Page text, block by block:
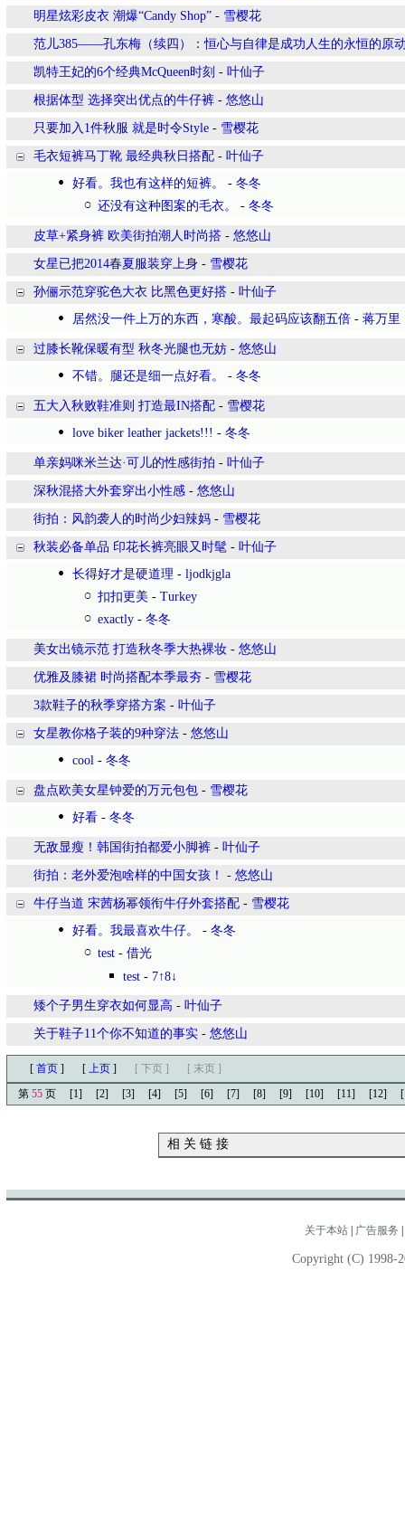
明星炫彩皮衣 潮爆“Candy Shop” - 雪樱花
范儿385——孔东梅（续四）：恒心与自律是成功人生的永恒的原
凯特王妃的6个经典McQueen时刻 - 叶仙子
根据体型 选择突出优点的牛仔裤 - 悠悠山
只要加入1件秋服 就是时令Style - 雪樱花
毛衣短裤马丁靴 最经典秋日搭配 - 叶仙子
好看。我也有这样的短裤。
- 冬冬
还没有这种图案的毛衣。
- 冬冬
皮草+紧身裤 欧美街拍潮人时尚搭 - 悠悠山
女星已把2014春夏服装穿上身 - 雪樱花
孙俪示范穿驼色大衣 比黑色更好搭 - 叶仙子
居然没一件上万的东西，寒酸。最起码应该翻五倍 - 蒋万里
过膝长靴保暖有型 秋冬光腿也无妨 - 悠悠山
不错。腿还是细一点好看。
- 冬冬
五大入秋败鞋准则 打造最IN搭配 - 雪樱花
love biker leather jackets!!! - 冬冬
单亲妈咪米兰达·可儿的性感街拍 - 叶仙子
深秋混搭大外套穿出小性感 - 悠悠山
街拍：风韵袭人的时尚少妇辣妈 - 雪樱花
秋装必备单品 印花长裤亮眼又时髦 - 叶仙子
长得好才是硬道理 - ljodkjgla
扣扣更美 - Turkey
exactly - 冬冬
美女出镜示范 打造秋冬季大热裸妆 - 悠悠山
优雅及膝裙 时尚搭配本季最夯 - 雪樱花
3款鞋子的秋季穿搭方案 - 叶仙子
女星教你格子装的9种穿法 - 悠悠山
cool - 冬冬
盘点欧美女星钟爱的万元包包 - 雪樱花
好看 - 冬冬
无敌显瘦！韩国街拍都爱小脚裤 - 叶仙子
街拍：老外爱泡啥样的中国女孩！ - 悠悠山
牛仔当道 宋茜杨幂领衔牛仔外套搭配 - 雪樱花
好看。我最喜欢牛仔。
- 冬冬
test - 借光
test - 7↑8↓
矮个子男生穿衣如何显高 - 叶仙子
关于鞋子11个你不知道的事实 - 悠悠山
[ 首页 ] [ 上页 ] [ 下页 ]
[ 末页 ]
第 55 页 [1] [2] [3] [4] [5] [6] [7] [8] [9] [10] [11] [12]
相 关 链 接
关于本站 广告服务
Copyright (C) 1998-